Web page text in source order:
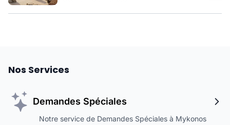
Nos Services
Demandes Spéciales
Notre service de Demandes Spéciales à Mykonos